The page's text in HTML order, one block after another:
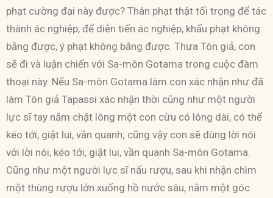
phạt cường đại này được? Thân phạt thật tối trọng để tác
thành ác nghiệp, để diễn tiến ác nghiệp, khẩu phạt không
bằng được, ý phạt không bằng được. Thưa Tôn giả, con
sẽ đi và luận chiến với Sa-môn Gotama trong cuộc đàm
thoại này. Nếu Sa-môn Gotama làm con xác nhận như đã
làm Tôn giả Tapassi xác nhận thời cũng như một người
lực sĩ tay nắm chặt lông một con cừu có lông dài, có thể
kéo tới, giật lui, vần quanh; cũng vậy con sẽ dùng lời nói
với lời nói, kéo tới, giật lui, vần quanh Sa-môn Gotama.
Cũng như một người lực sĩ nấu rượu, sau khi nhận chìm
một thùng rượu lớn xuống hồ nước sâu, nắm một góc